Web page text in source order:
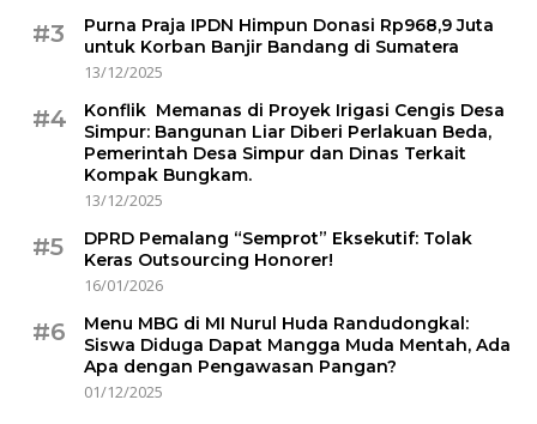
#3
Purna Praja IPDN Himpun Donasi Rp968,9 Juta
untuk Korban Banjir Bandang di Sumatera
13/12/2025
#4
Konflik Memanas di Proyek Irigasi Cengis Desa
Simpur: Bangunan Liar Diberi Perlakuan Beda,
Pemerintah Desa Simpur dan Dinas Terkait
Kompak Bungkam.
13/12/2025
#5
DPRD Pemalang “Semprot” Eksekutif: Tolak
Keras Outsourcing Honorer!
16/01/2026
#6
Menu MBG di MI Nurul Huda Randudongkal:
Siswa Diduga Dapat Mangga Muda Mentah, Ada
Apa dengan Pengawasan Pangan?
01/12/2025